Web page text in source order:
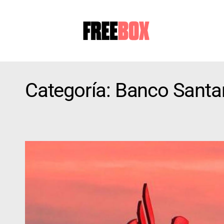
Categoría: Banco